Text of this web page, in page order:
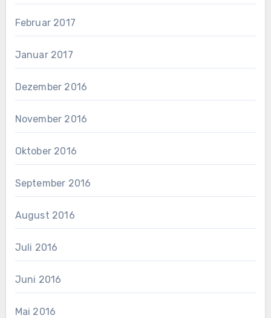
Februar 2017
Januar 2017
Dezember 2016
November 2016
Oktober 2016
September 2016
August 2016
Juli 2016
Juni 2016
Mai 2016